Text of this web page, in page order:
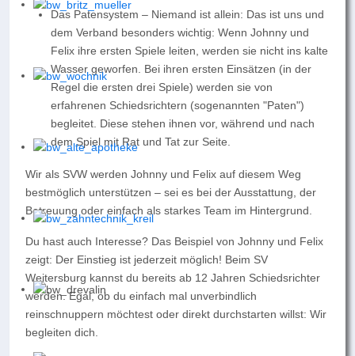
Das Patensystem – Niemand ist allein: Das ist uns und
dem Verband besonders wichtig: Wenn Johnny und
Felix ihre ersten Spiele leiten, werden sie nicht ins kalte
Wasser geworfen. Bei ihren ersten Einsätzen (in der
Regel die ersten drei Spiele) werden sie von
erfahrenen Schiedsrichtern (sogenannten "Paten")
begleitet. Diese stehen ihnen vor, während und nach
dem Spiel mit Rat und Tat zur Seite.
Wir als SVW werden Johnny und Felix auf diesem Weg
bestmöglich unterstützen – sei es bei der Ausstattung, der
Betreuung oder einfach als starkes Team im Hintergrund.
Du hast auch Interesse? Das Beispiel von Johnny und Felix
zeigt: Der Einstieg ist jederzeit möglich! Beim SV
Weitersburg kannst du bereits ab 12 Jahren Schiedsrichter
werden. Egal, ob du einfach mal unverbindlich
reinschnuppern möchtest oder direkt durchstarten willst: Wir
begleiten dich.